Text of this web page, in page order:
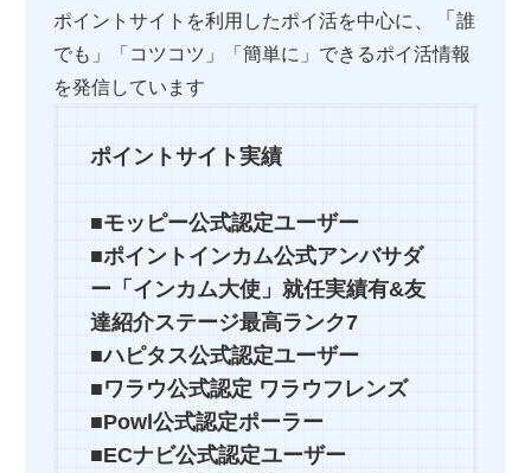
ポイントサイトを利用したポイ活を中心に 、「 誰
でも」「コツコツ」「簡単に」できるポイ活情報
を発信しています
ポイントサイト実績
■モッピー公式認定ユーザー
■ポイントインカム公式アンバサダ
ー「インカム大使」就任実績有&友
達紹介ステージ最高ランク7
■ハピタス公式認定ユーザー
■ワラウ公式認定 ワラウフレンズ
■Powl公式認定ポーラー
■ECナビ公式認定ユーザー